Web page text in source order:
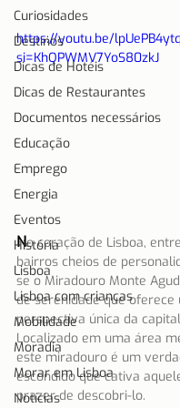
Curiosidades
Destinos
Dicas de Hotéis
Dicas de Restaurantes
Documentos necessários
Educação
Emprego
Energia
Eventos
História
Lisboa
Lisboa com crianças
Mobilidade
Moradia
Morar em Lisboa
Notícias
https://youtu.be/
si=KhQPWMV7YoS80zkJ
No coração de Lisboa,
bairros cheios de
se o Miradouro Monte
de serenidade que oferece
perspectiva única da
Localizado em uma área
este miradouro é um
escondido que cativa
prazer de descobri-lo.